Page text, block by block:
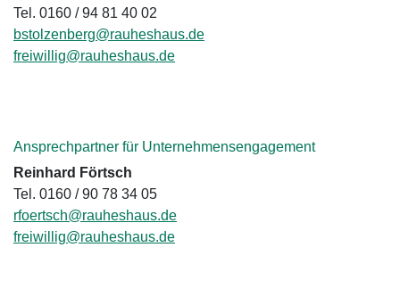
Tel. 0160 / 94 81 40 02
bstolzenberg@rauheshaus.de
freiwillig@rauheshaus.de
Ansprechpartner für Unternehmensengagement
Reinhard Förtsch
Tel. 0160 / 90 78 34 05
rfoertsch@rauheshaus.de
freiwillig@rauheshaus.de